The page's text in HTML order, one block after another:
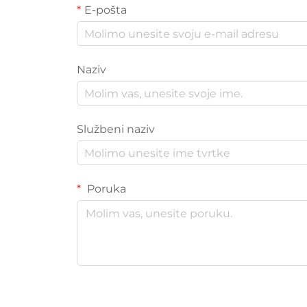
E-pošta
Naziv
Službeni naziv
Poruka